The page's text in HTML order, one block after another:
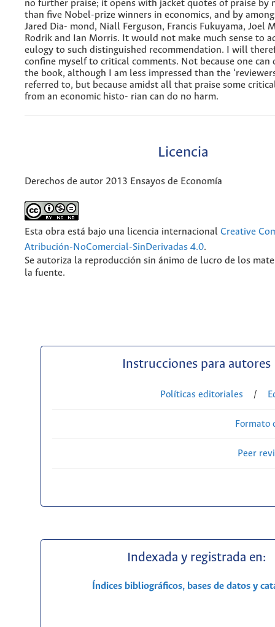
no further praise; it opens with jacket quotes of praise by
than five Nobel-prize winners in economics, and by
Jared Dia- mond, Niall Ferguson, Francis Fukuyama, Joel
Rodrik and Ian Morris. It would not make much sense to
eulogy to such distinguished recommendation. I will
confine myself to critical comments. Not because one can
the book, although I am less impressed than the
referred to, but because amidst all that praise some
from an economic histo- rian can do no harm.
Licencia
Derechos de autor 2013 Ensayos de Economía
Esta obra está bajo una licencia internacional Creative
Atribución-NoComercial-SinDerivadas 4.0.
Se autoriza la reproducción sin ánimo de lucro de los
la fuente.
Instrucciones para autores
Políticas editoriales /
Formato
Peer
Indexada y registrada en:
Índices bibliográficos, bases de datos y